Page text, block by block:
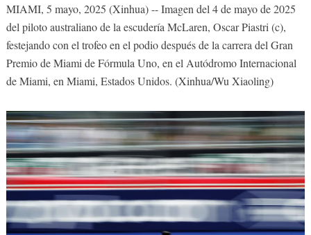
MIAMI, 5 mayo, 2025 (Xinhua) -- Imagen del 4 de mayo de 2025
del piloto australiano de la escudería McLaren, Oscar Piastri (c),
festejando con el trofeo en el podio después de la carrera del Gran
Premio de Miami de Fórmula Uno, en el Autódromo Internacional
de Miami, en Miami, Estados Unidos. (Xinhua/Wu Xiaoling)